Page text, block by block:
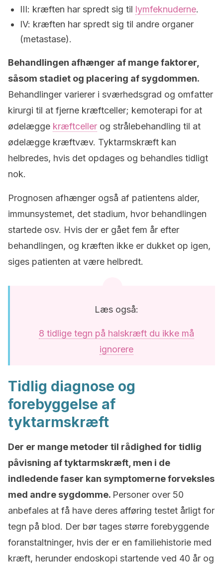
III: kræften har spredt sig til lymfeknuderne.
IV: kræften har spredt sig til andre organer
(metastase).
Behandlingen afhænger af mange faktorer,
såsom stadiet og placering af sygdommen.
Behandlinger varierer i sværhedsgrad og omfatter
kirurgi til at fjerne kræftceller; kemoterapi for at
ødelægge kræftceller og strålebehandling til at
ødelægge kræftvæv. Tyktarmskræft kan
helbredes, hvis det opdages og behandles tidligt
nok.
Prognosen afhænger også af patientens alder,
immunsystemet, det stadium, hvor behandlingen
startede osv. Hvis der er gået fem år efter
behandlingen, og kræften ikke er dukket op igen,
siges patienten at være helbredt.
Læs også:
8 tidlige tegn på halskræft du ikke må
ignorere
Tidlig diagnose og
forebyggelse af
tyktarmskræft
Der er mange metoder til rådighed for tidlig
påvisning af tyktarmskræft, men i de
indledende faser kan symptomerne forveksles
med andre sygdomme. Personer over 50
anbefales at få have deres afføring testet årligt for
tegn på blod. Der bør tages større forebyggende
foranstaltninger, hvis der er en familiehistorie med
kræft, herunder endoskopi startende ved 40 år og